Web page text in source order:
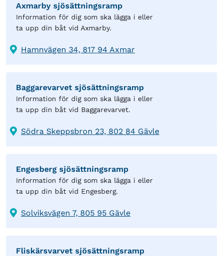
Axmarby sjösättningsramp
Information för dig som ska lägga i eller
ta upp din båt vid Axmarby.
Hamnvägen 34, 817 94 Axmar
Baggarevarvet sjösättningsramp
Information för dig som ska lägga i eller
ta upp din båt vid Baggarevarvet.
Södra Skeppsbron 23, 802 84 Gävle
Engesberg sjösättningsramp
Information för dig som ska lägga i eller
ta upp din båt vid Engesberg.
Solviksvägen 7, 805 95 Gävle
Fliskärsvarvet sjösättningsramp